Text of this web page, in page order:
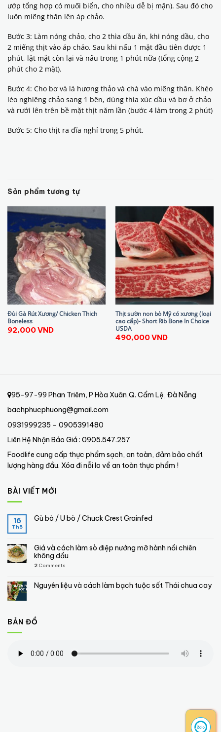
ướp tổng hợp có muối biển, cho nhiều dễ bị mặn). Sau đó cho
luôn miếng thăn lên áp chảo.
Bước 3: Làm nóng chảo, cho 2 thìa dầu ăn, khi nóng dầu, cho
2 miếng thịt vào áp chảo. Sau khi nấu 1 mặt đầu tiên được 1
phút, lật mặt còn lại và nấu trong 1 phút nữa (tổng cộng 2
phút cho 2 mặt).
Bước 4: Cho bơ và lá hương thảo và chà vào miếng thăn. Khéo
léo nghiêng chảo sang 1 bên, dùng thìa xúc dầu và bơ ở chảo
và rưới lên trên bề mặt thịt năm lần (bước 4 làm trong 2 phút)
Bước 5: Cho thịt ra đĩa nghỉ trong 5 phút.
Sản phẩm tương tự
Đùi Gà Rút Xương/ Chicken Thich
Boneless
92,000VND
Thịt sườn non bò Mỹ có xương (loại
cao cấp)- Short Rib Bone In Choice
USDA
490,000VND
95-97-99 Phan Triêm, P Hòa Xuân,Q. Cẩm Lệ, Đà Nẵng
bachphucphuong@gmail.com
0931999235 – 0905391480
Liên Hệ Nhận Báo Giá : 0905.547.257
Foodlife cung cấp thực phẩm sạch, an toàn, đảm bảo chất
lượng hàng đầu. Xóa đi nỗi lo về an toàn thực phẩm !
BÀI VIẾT MỚI
16
Th5
Gù bò / U bò / Chuck Crest Grainfed
Giá và cách làm sò điệp nướng mỡ hành nồi chiên
không dầu
2 Comments
Nguyên liệu và cách làm bạch tuộc sốt Thái chua cay
BẢN ĐỒ